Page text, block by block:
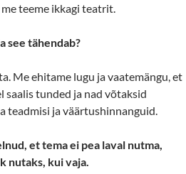
teeme ikkagi teatrit.
see tähendab?
Me ehitame lugu ja vaatemängu, et
saalis tunded ja nad võtaksid
teadmisi ja väärtushinnanguid.
et tema ei pea laval nutma,
nutaks, kui vaja.